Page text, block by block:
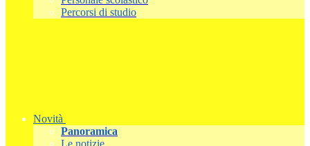
Percorsi di studio
Novità
Panoramica